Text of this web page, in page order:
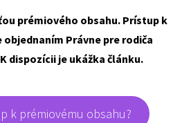
prémiového obsahu. Prístup k
Právne pre rodiča
dispozícii je ukážka článku.
k prémiovému obsahu?